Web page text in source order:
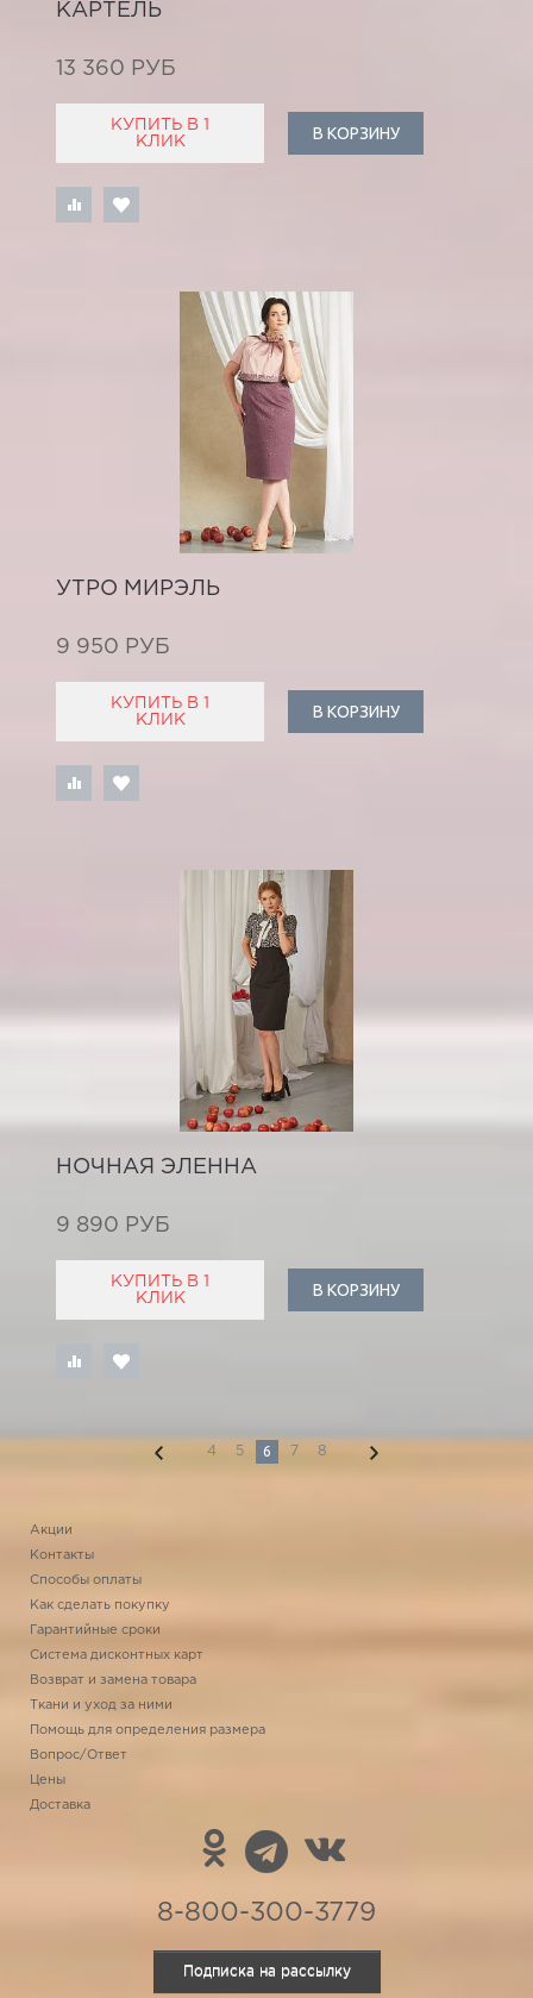
КАРТЕЛЬ
13 360 РУБ
КУПИТЬ В 1
КЛИК
В КОРЗИНУ
УТРО МИРЭЛЬ
9 950 РУБ
КУПИТЬ В 1
КЛИК
В КОРЗИНУ
НОЧНАЯ ЭЛЕННА
9 890 РУБ
КУПИТЬ В 1
КЛИК
В КОРЗИНУ
4 5 6 7 8
Акции
Контакты
Способы оплаты
Как сделать покупку
Гарантийные сроки
Система дисконтных карт
Возврат и замена товара
Ткани и уход за ними
Помощь для определения размера
Вопрос/Ответ
Цены
Доставка
8-800-300-3779
Подписка на рассылку